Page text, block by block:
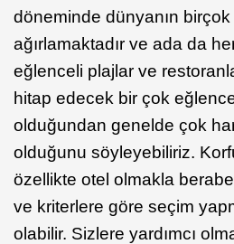
döneminde dünyanın
ağırlamaktadır ve ada da
eğlenceli plajlar ve
hitap edecek bir çok
olduğundan genelde çok
olduğunu söyleyebiliriz.
özellikte otel olmakla
ve kriterlere göre seçim
olabilir. Sizlere yardımcı